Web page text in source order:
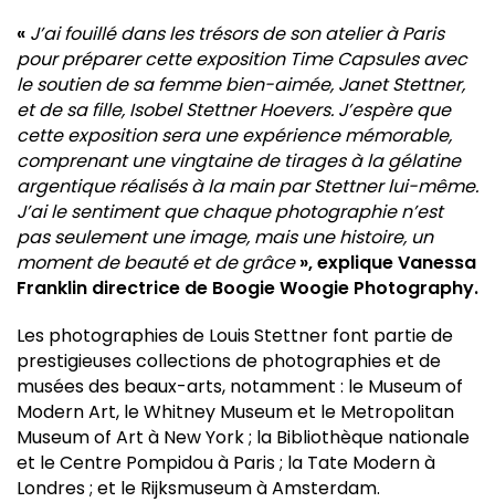
« J’ai fouillé dans les trésors de son atelier à Paris
pour préparer cette exposition Time Capsules avec
le soutien de sa femme bien-aimée, Janet Stettner,
et de sa fille, Isobel Stettner Hoevers. J’espère que
cette exposition sera une expérience mémorable,
comprenant une vingtaine de tirages à la gélatine
argentique réalisés à la main par Stettner lui-même.
J’ai le sentiment que chaque photographie n’est
pas seulement une image, mais une histoire, un
moment de beauté et de grâce», explique Vanessa
Franklin directrice de Boogie Woogie Photography.
Les photographies de Louis Stettner font partie de
prestigieuses collections de photographies et de
musées des beaux-arts, notamment : le Museum of
Modern Art, le Whitney Museum et le Metropolitan
Museum of Art à New York ; la Bibliothèque nationale
et le Centre Pompidou à Paris ; la Tate Modern à
Londres ; et le Rijksmuseum à Amsterdam.